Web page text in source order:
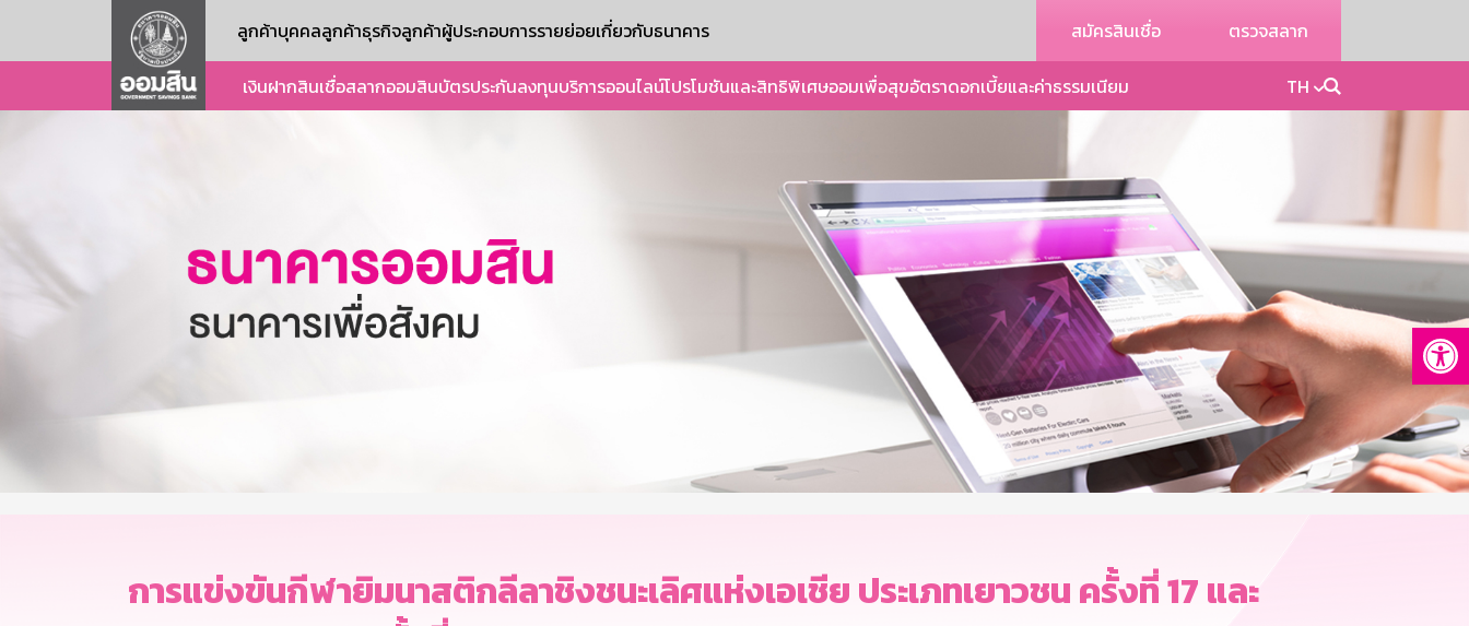
ลูกค้าบุคคลลูกค้าธุรกิจลูกค้าผู้ประกอบการรายย่อยเกี่ยวกับธนาคาร สมัครสินเชื่อ ตรวจสลาก
เงินฝากสินเชื่อสลากออมสินบัตรประกันลงทุนบริการออนไลน์โปรโมชันและสิทธิพิเศษออมเพื่อสุขอัตราดอกเบี้ยและค่าธรรมเนียม TH
การแข่งขันกีฬายิมนาสติกลีลาชิงชนะเลิศแห่งเอเชีย ประเภทเยาวชน ครั้งที่ 17 และ